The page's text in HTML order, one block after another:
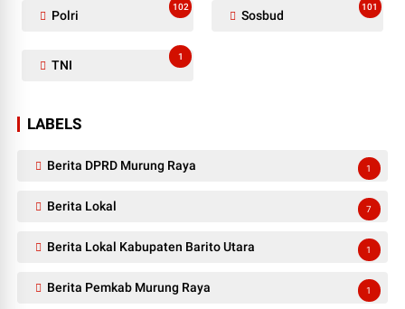
Polri
102
Sosbud
101
TNI
1
LABELS
Berita DPRD Murung Raya 1
Berita Lokal 7
Berita Lokal Kabupaten Barito Utara 1
Berita Pemkab Murung Raya 1